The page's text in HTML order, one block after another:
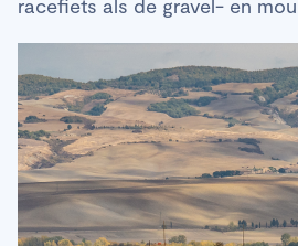
racefiets als de gravel- en